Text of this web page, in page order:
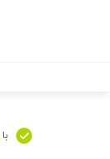
با